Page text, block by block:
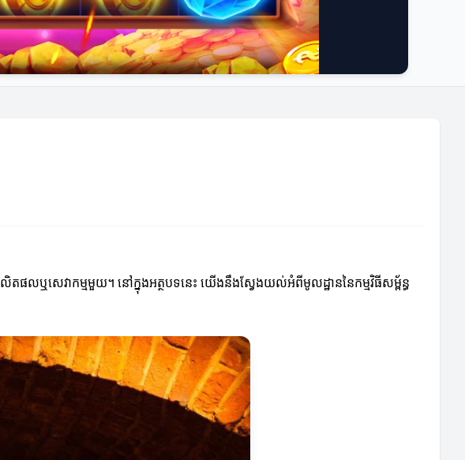
ផលឬសេវាកម្មមួយ។ នៅក្នុងអត្ថបទនេះ យើងនឹងស្វែងយល់អំពីមូលដ្ឋាននៃកម្មវិធីសម្ព័ន្ធ